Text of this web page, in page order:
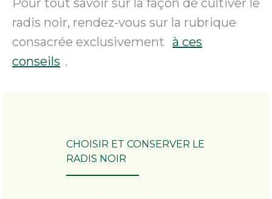
Pour tout savoir sur la façon de cultiver le
radis noir, rendez-vous sur la rubrique
consacrée exclusivement à ces
conseils .
CHOISIR ET CONSERVER LE
RADIS NOIR